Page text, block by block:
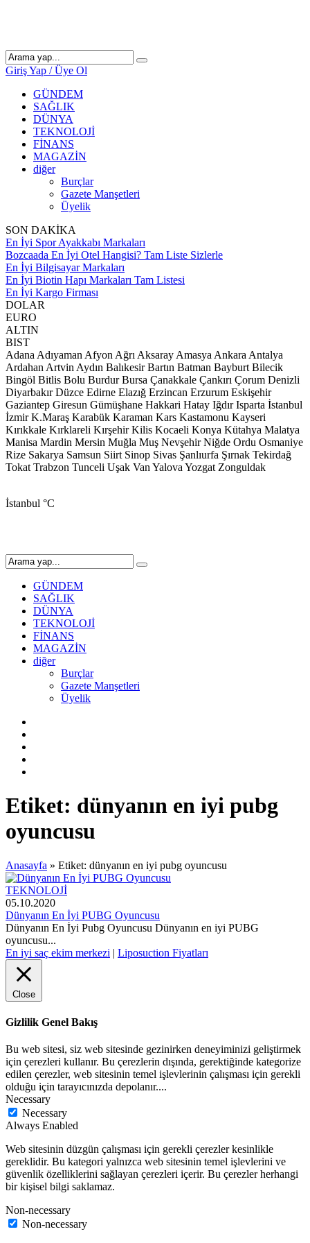
Giriş Yap / Üye Ol
GÜNDEM
SAĞLIK
DÜNYA
TEKNOLOJİ
FİNANS
MAGAZİN
diğer
Burçlar
Gazete Manşetleri
Üyelik
SON DAKİKA
En İyi Spor Ayakkabı Markaları
Bozcaada En İyi Otel Hangisi? Tam Liste Sizlerle
En İyi Bilgisayar Markaları
En İyi Biotin Hapı Markaları Tam Listesi
En İyi Kargo Firması
DOLAR
EURO
ALTIN
BIST
Adana Adıyaman Afyon Ağrı Aksaray Amasya Ankara Antalya
Ardahan Artvin Aydın Balıkesir Bartın Batman Bayburt Bilecik
Bingöl Bitlis Bolu Burdur Bursa Çanakkale Çankırı Çorum Denizli
Diyarbakır Düzce Edirne Elazığ Erzincan Erzurum Eskişehir
Gaziantep Giresun Gümüşhane Hakkari Hatay Iğdır Isparta İstanbul
İzmir K.Maraş Karabük Karaman Kars Kastamonu Kayseri
Kırıkkale Kırklareli Kırşehir Kilis Kocaeli Konya Kütahya Malatya
Manisa Mardin Mersin Muğla Muş Nevşehir Niğde Ordu Osmaniye
Rize Sakarya Samsun Siirt Sinop Sivas Şanlıurfa Şırnak Tekirdağ
Tokat Trabzon Tunceli Uşak Van Yalova Yozgat Zonguldak
İstanbul °C
GÜNDEM
SAĞLIK
DÜNYA
TEKNOLOJİ
FİNANS
MAGAZİN
diğer
Burçlar
Gazete Manşetleri
Üyelik
Etiket: dünyanın en iyi pubg
oyuncusu
Anasayfa » Etiket: dünyanın en iyi pubg oyuncusu
TEKNOLOJİ
05.10.2020
Dünyanın En İyi PUBG Oyuncusu
Dünyanın En İyi Pubg Oyuncusu Dünyanın en iyi PUBG
oyuncusu...
En iyi saç ekim merkezi | Liposuction Fiyatları
Close
Gizlilik Genel Bakış
Bu web sitesi, siz web sitesinde gezinirken deneyiminizi geliştirmek
için çerezleri kullanır. Bu çerezlerin dışında, gerektiğinde kategorize
edilen çerezler, web sitesinin temel işlevlerinin çalışması için gerekli
olduğu için tarayıcınızda depolanır....
Necessary
Necessary
Always Enabled
Web sitesinin düzgün çalışması için gerekli çerezler kesinlikle
gereklidir. Bu kategori yalnızca web sitesinin temel işlevlerini ve
güvenlik özelliklerini sağlayan çerezleri içerir. Bu çerezler herhangi
bir kişisel bilgi saklamaz.
Non-necessary
Non-necessary